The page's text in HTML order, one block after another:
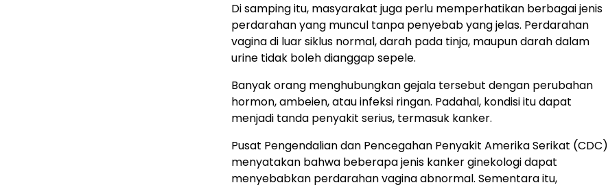
Di samping itu, masyarakat juga perlu memperhatikan berbagai jenis
perdarahan yang muncul tanpa penyebab yang jelas. Perdarahan
vagina di luar siklus normal, darah pada tinja, maupun darah dalam
urine tidak boleh dianggap sepele.
Banyak orang menghubungkan gejala tersebut dengan perubahan
hormon, ambeien, atau infeksi ringan. Padahal, kondisi itu dapat
menjadi tanda penyakit serius, termasuk kanker.
Pusat Pengendalian dan Pencegahan Penyakit Amerika Serikat (CDC)
menyatakan bahwa beberapa jenis kanker ginekologi dapat
menyebabkan perdarahan vagina abnormal. Sementara itu,